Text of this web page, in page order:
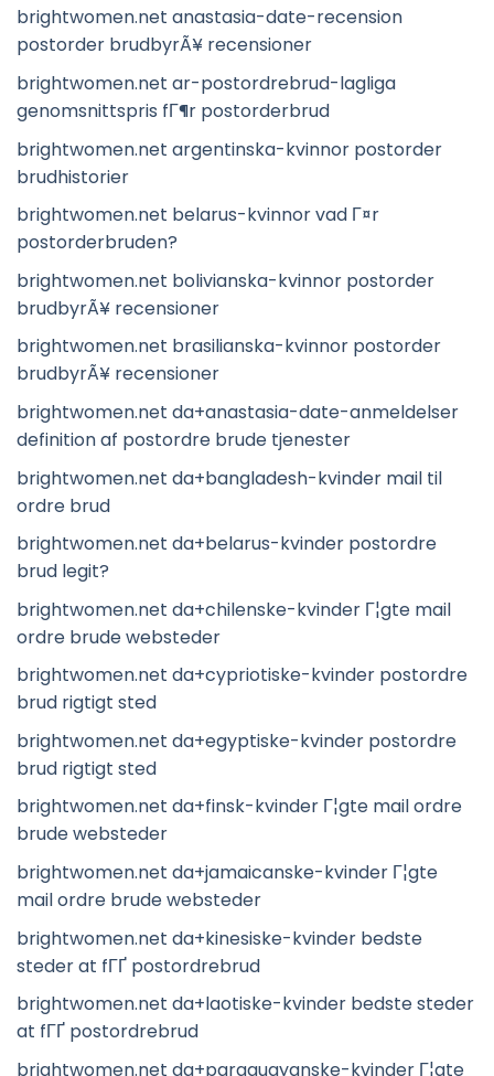
brightwomen.net anastasia-date-recension
postorder brudbyrÃ¥ recensioner
brightwomen.net ar-postordrebrud-lagliga
genomsnittspris fГ¶r postorderbrud
brightwomen.net argentinska-kvinnor postorder
brudhistorier
brightwomen.net belarus-kvinnor vad Г¤r
postorderbruden?
brightwomen.net bolivianska-kvinnor postorder
brudbyrÃ¥ recensioner
brightwomen.net brasilianska-kvinnor postorder
brudbyrÃ¥ recensioner
brightwomen.net da+anastasia-date-anmeldelser
definition af postordre brude tjenester
brightwomen.net da+bangladesh-kvinder mail til
ordre brud
brightwomen.net da+belarus-kvinder postordre
brud legit?
brightwomen.net da+chilenske-kvinder Г¦gte mail
ordre brude websteder
brightwomen.net da+cypriotiske-kvinder postordre
brud rigtigt sted
brightwomen.net da+egyptiske-kvinder postordre
brud rigtigt sted
brightwomen.net da+finsk-kvinder Г¦gte mail ordre
brude websteder
brightwomen.net da+jamaicanske-kvinder Г¦gte
mail ordre brude websteder
brightwomen.net da+kinesiske-kvinder bedste
steder at fГҐ postordrebrud
brightwomen.net da+laotiske-kvinder bedste steder
at fГҐ postordrebrud
brightwomen.net da+paraguayanske-kvinder Г¦gte